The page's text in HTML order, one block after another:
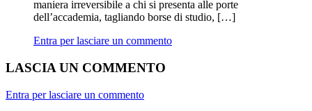
maniera irreversibile a chi si presenta alle porte
dell’accademia, tagliando borse di studio, […]
Entra per lasciare un commento
LASCIA UN COMMENTO
Entra per lasciare un commento